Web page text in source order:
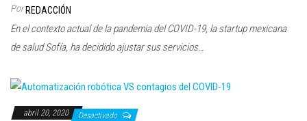
Por REDACCIÓN
En el contexto actual de la pandemia del COVID-19, la startup mexicana
de salud Sofía, ha decidido ajustar sus servicios…
abril 20, 2020 Desactivado